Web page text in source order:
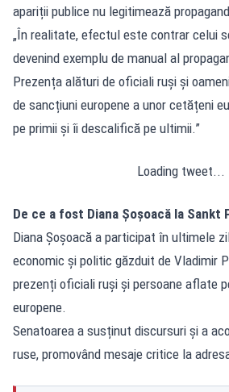
apariții publice nu legitimează
„În realitate, efectul este contrar celui
devenind exemplu de manual al
Prezența alături de oficiali ruși și
de sancțiuni europene a unor cetățeni
pe primii și îi descalifică pe ultimii.”
Loading tweet...
De ce a fost Diana Șoșoacă la Sankt
Diana Șoșoacă a participat în ultimele
economic și politic găzduit de Vladimir
prezenți oficiali ruși și persoane aflate
europene.
Senatoarea a susținut discursuri și a
ruse, promovând mesaje critice la